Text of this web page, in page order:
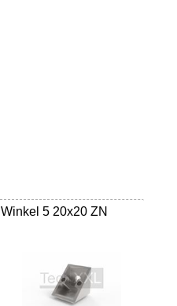
Winkel 5 20x20 ZN